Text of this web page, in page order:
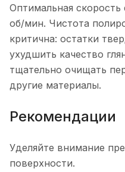
Оптимальная скорость
об/мин. Чистота
критична: остатки
ухудшить качество
тщательно очищать
другие материалы.
Рекомендации
Уделяйте внимание
поверхности.